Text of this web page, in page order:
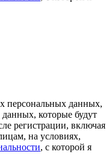
персональных данных,
которые будут
регистрации, включая
на условиях,
, с которой я